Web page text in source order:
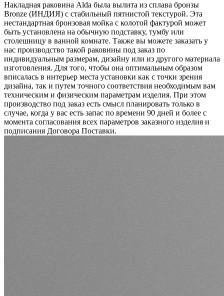
Накладная раковина Alda была вылита из сплава бронзы
Bronze (ИНДИЯ) c стабильный пятнистой текстурой. Эта
нестандартная бронзовая мойка с колотой фактурой может
быть установлена на обычную подставку, тумбу или
столешницу в ванной комнате. Также вы можете заказать у
нас производство такой раковины под заказ по
индивидуальным размерам, дизайну или из другого материала
изготовления. Для того, чтобы она оптимальным образом
вписалась в интерьер места установки как с точки зрения
дизайна, так и путем точного соответствия необходимым вам
техническим и физическим параметрам изделия. При этом
производство под заказ есть смысл планировать только в
случае, когда у вас есть запас по времени 90 дней и более с
момента согласования всех параметров заказного изделия и
подписания Договора Поставки.